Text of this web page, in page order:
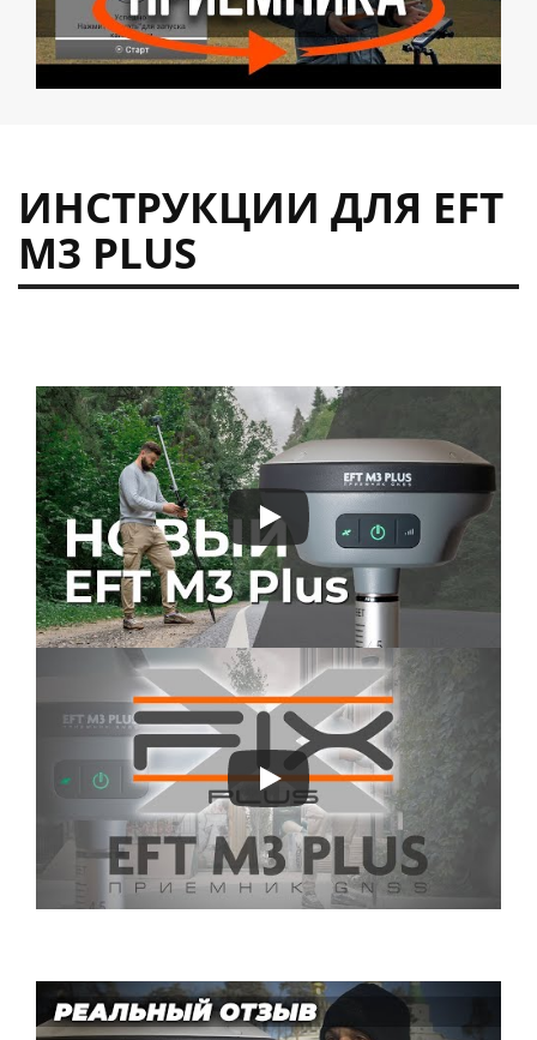
ИНСТРУКЦИИ ДЛЯ EFT
M3 PLUS